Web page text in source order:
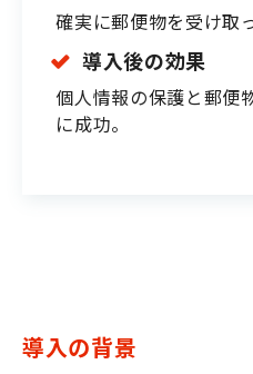
確実に郵便物を受け取
導入後の効果
個人情報の保護と郵便
に成功。
導入の背景